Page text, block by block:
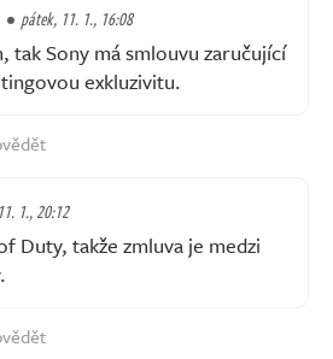
pátek, 11. 1., 16:08
tak Sony má smlouvu zaručující
exkluzivitu.
1., 20:12
Duty, takže zmluva je medzi